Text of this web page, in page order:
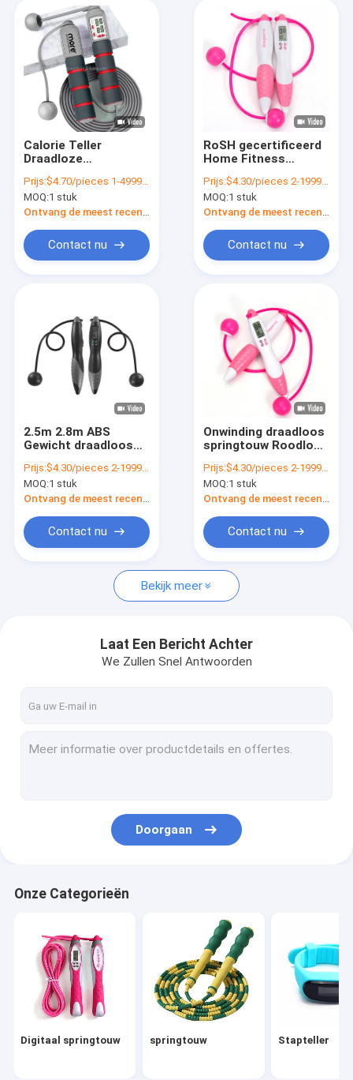
Producten
Video's
Over ons
Neem contact met ons op
Nieuws
Vraag een offerte
springtouw
Stapteller
de fles van het sportenwater
Etherische olieverspreider
Leisure Electronic Series
Calorie Teller
Draadloze
voor beginners
Multifunctioneel
Prijs:$4.70/pieces 1-4999 pieces
MOQ:1 stuk
Ontvang de meest recente Prijs
Contact nu
RoSH gecertificeerd
Home Fitness
Springtouw 22cm
Draadloos Voor
Vrouw Tiener
Prijs:$4.30/pieces 2-1999 pieces
MOQ:1 stuk
Ontvang de meest recente Prijs
Contact nu
2.5m 2.8m ABS
Gewicht draadloos
en online winkel
Prijs:$4.30/pieces 2-1999 pieces
MOQ:1 stuk
Ontvang de meest recente Prijs
Contact nu
Onwinding draadloos
springtouw Roodloze
schoolstudenten
gym
Prijs:$4.30/pieces 2-1999 pieces
MOQ:1 stuk
Ontvang de meest recente Prijs
Contact nu
Bekijk meer
Laat Een Bericht Achter
We Zullen Snel Antwoorden
Doorgaan
Onze Categorieën
Digitaal springtouw springtouw Stapteller